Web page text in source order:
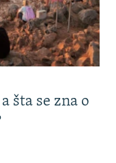
šta se zna o